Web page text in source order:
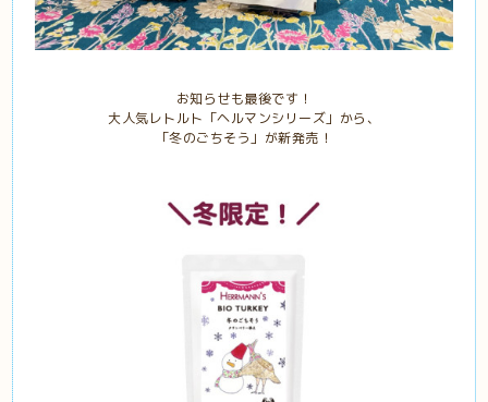
お知らせも最後です！
大人気レトルト「ヘルマンシリーズ」から、
「冬のごちそう」が新発売！